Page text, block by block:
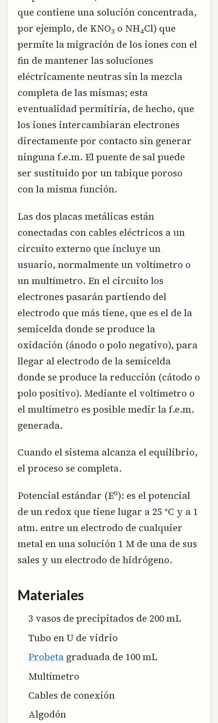
que contiene una solución concentrada,
por ejemplo, de KNO3 o NH4Cl) que
permite la migración de los iones con el
fin de mantener las soluciones
eléctricamente neutras sin la mezcla
completa de las mismas; esta
eventualidad permitiría, de hecho, que
los iones intercambiaran electrones
directamente por contacto sin generar
ninguna f.e.m. El puente de sal puede
ser sustituido por un tabique poroso
con la misma función.
Las dos placas metálicas están
conectadas con cables eléctricos a un
circuito externo que incluye un
usuario, normalmente un voltímetro o
un multímetro. En el circuito los
electrones pasarán partiendo del
electrodo que más tiene, que es el de la
semicelda donde se produce la
oxidación (ánodo o polo negativo), para
llegar al electrodo de la semicelda
donde se produce la reducción (cátodo o
polo positivo). Mediante el voltímetro o
el multímetro es posible medir la f.e.m.
generada.
Cuando el sistema alcanza el equilibrio,
el proceso se completa.
Potencial estándar (E0): es el potencial
de un redox que tiene lugar a 25 °C y a 1
atm. entre un electrodo de cualquier
metal en una solución 1 M de una de sus
sales y un electrodo de hidrógeno.
Materiales
3 vasos de precipitados de 200 mL
Tubo en U de vidrio
Probeta graduada de 100 mL
Multímetro
Cables de conexión
Algodón